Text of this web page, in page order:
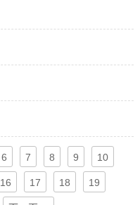
6 7 8 9 10
16 17 18 19